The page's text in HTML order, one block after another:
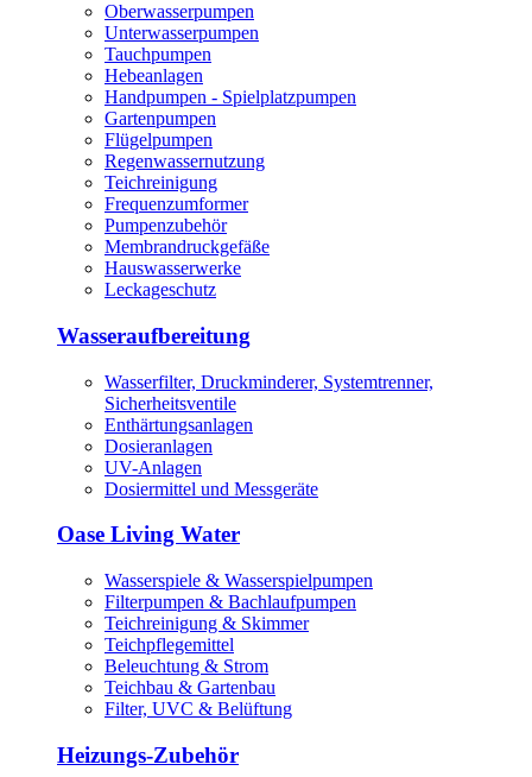
Oberwasserpumpen
Unterwasserpumpen
Tauchpumpen
Hebeanlagen
Handpumpen - Spielplatzpumpen
Gartenpumpen
Flügelpumpen
Regenwassernutzung
Teichreinigung
Frequenzumformer
Pumpenzubehör
Membrandruckgefäße
Hauswasserwerke
Leckageschutz
Wasseraufbereitung
Wasserfilter, Druckminderer, Systemtrenner,
Sicherheitsventile
Enthärtungsanlagen
Dosieranlagen
UV-Anlagen
Dosiermittel und Messgeräte
Oase Living Water
Wasserspiele & Wasserspielpumpen
Filterpumpen & Bachlaufpumpen
Teichreinigung & Skimmer
Teichpflegemittel
Beleuchtung & Strom
Teichbau & Gartenbau
Filter, UVC & Belüftung
Heizungs-Zubehör